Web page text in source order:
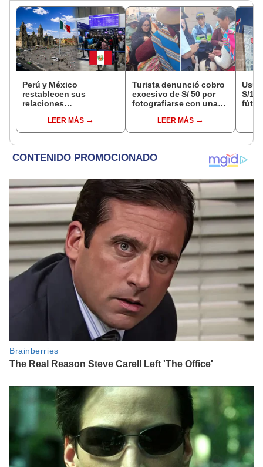
Perú y México
restablecen sus
relaciones
anulan los visados?
LEER MÁS
Turista denunció cobro
excesivo de S/ 50 por
fotografiarse con una
Serenazgo recuperó el
dinero
LEER MÁS
S/